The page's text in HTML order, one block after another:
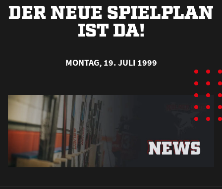
DER NEUE SPIELPLAN
IST DA!
MONTAG, 19. JULI 1999